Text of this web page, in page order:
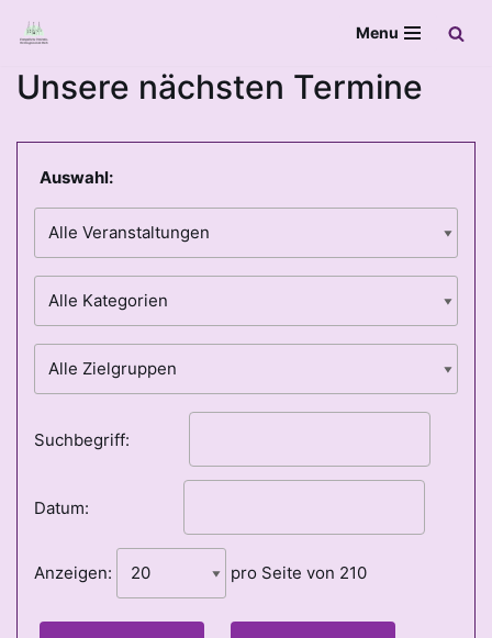
Inhalt
Menu
Unsere nächsten Termine
Auswahl:
Suchbegriff:
Datum:
Anzeigen: pro Seite von 210